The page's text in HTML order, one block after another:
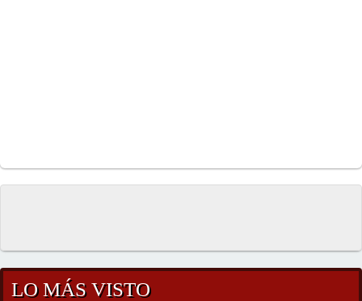
LO MÁS VISTO